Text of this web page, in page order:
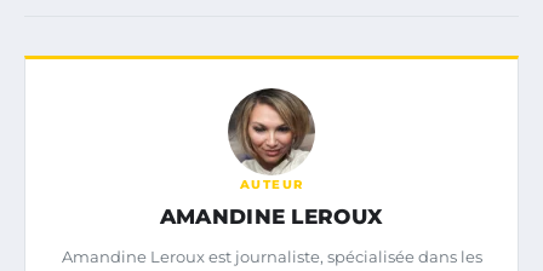
AUTEUR
AMANDINE LEROUX
Amandine Leroux est journaliste, spécialisée dans les